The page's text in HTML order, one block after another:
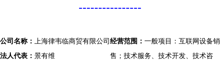
----------------
公司名称：
上海律韦临商贸有限公司
法人代表： 景有维
经营范围： 一般项目：互联网设备销
售；技术服务、技术开发、技术咨